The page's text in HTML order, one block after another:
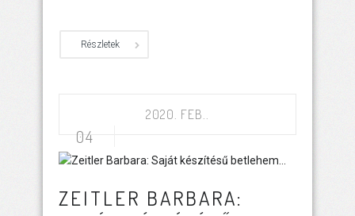
Részletek
2020. FEB..
04
ZEITLER BARBARA: